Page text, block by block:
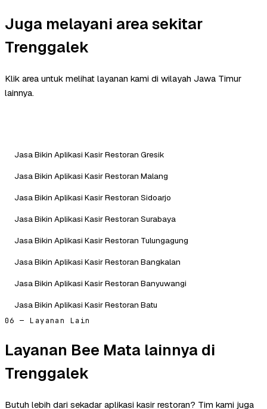
Juga melayani area sekitar
Trenggalek
Klik area untuk melihat layanan kami di wilayah Jawa Timur
lainnya.
Jasa Bikin Aplikasi Kasir Restoran Gresik
Jasa Bikin Aplikasi Kasir Restoran Malang
Jasa Bikin Aplikasi Kasir Restoran Sidoarjo
Jasa Bikin Aplikasi Kasir Restoran Surabaya
Jasa Bikin Aplikasi Kasir Restoran Tulungagung
Jasa Bikin Aplikasi Kasir Restoran Bangkalan
Jasa Bikin Aplikasi Kasir Restoran Banyuwangi
Jasa Bikin Aplikasi Kasir Restoran Batu
06 — Layanan Lain
Layanan Bee Mata lainnya di
Trenggalek
Butuh lebih dari sekadar aplikasi kasir restoran? Tim kami juga